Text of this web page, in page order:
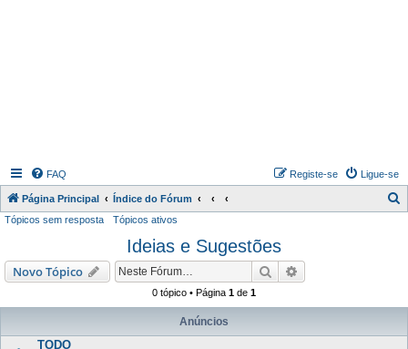
FAQ Ligue-se
Registe-se
Página Principal Índice do Fórum
i
Tópicos sem resposta Tópicos ativos
Ideias e Sugestões
Novo Tópico Pesquisar
0 tópico • Página 1 de 1
Anúncios
TODO